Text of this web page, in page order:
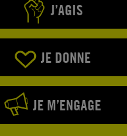
J’AGIS
JE DONNE
JE M’ENGAGE